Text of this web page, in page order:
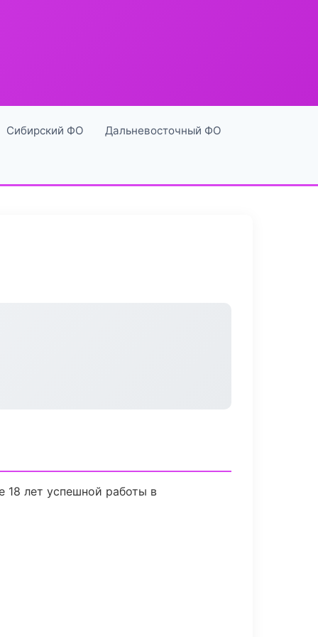
Сибирский ФО Дальневосточный ФО
18 лет успешной работы в